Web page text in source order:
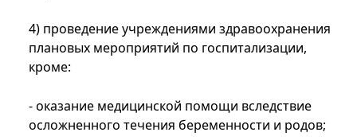
4) проведение учреждениями здравоохранения
плановых мероприятий по госпитализации,
кроме:
- оказание медицинской помощи вследствие
осложненного течения беременности и родов;